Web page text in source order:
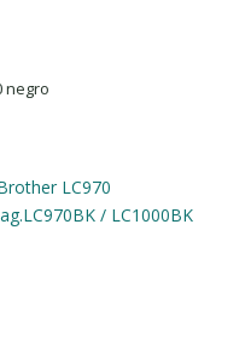
negro
LC970
LC970BK / LC1000BK